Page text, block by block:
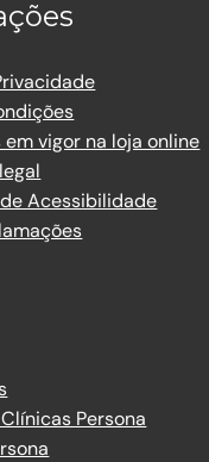
vigor na loja online
Acessibilidade
Persona